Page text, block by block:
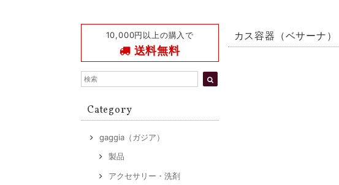
10,000円以上の購入で
送料無料
Category
gaggia（ガジア）
製品
アクセサリー・洗剤
カス容器（ベサーナ）